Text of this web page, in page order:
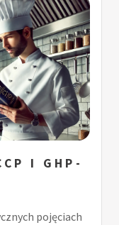
I GHP-
pojęciach